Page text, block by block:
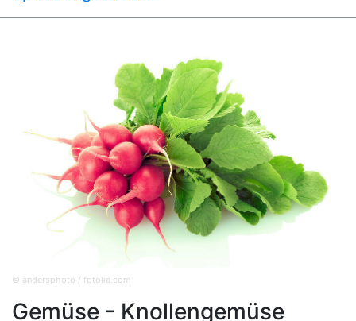
© andersphoto / fotolia.com
Gemüse - Knollengemüse